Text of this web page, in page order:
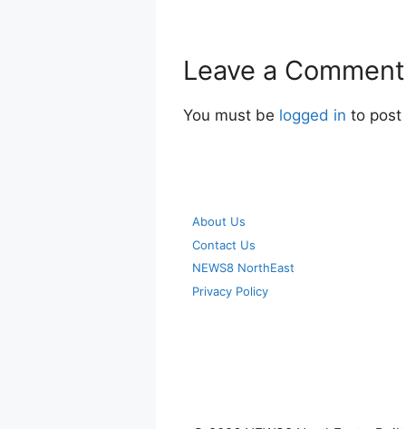
Leave a Comment
You must be logged in to post
About Us
Contact Us
NEWS8 NorthEast
Privacy Policy